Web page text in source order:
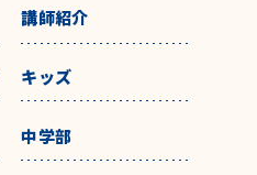
講師紹介
キッズ
中学部